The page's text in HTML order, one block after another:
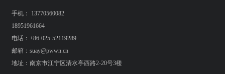
手机： 13770560082
18951961664
电话：+86-025-52119289
邮箱：suay@pwwn.cn
地址：南京市江宁区清水亭西路2-20号3楼